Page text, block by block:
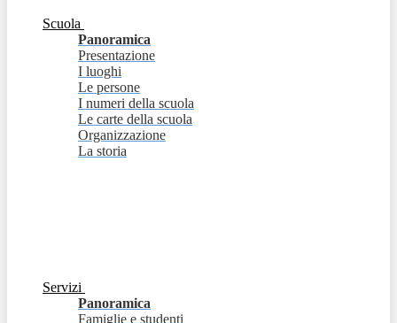
Scuola
Panoramica
Presentazione
I luoghi
Le persone
I numeri della scuola
Le carte della scuola
Organizzazione
La storia
Servizi
Panoramica
Famiglie e studenti